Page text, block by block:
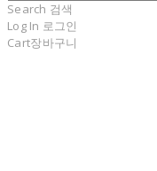
Search 검색
Log In 로그인
Cart장바구니